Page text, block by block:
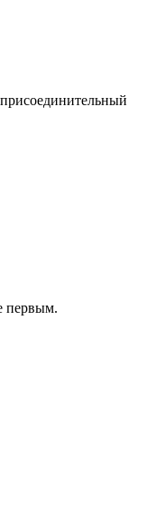
первым.